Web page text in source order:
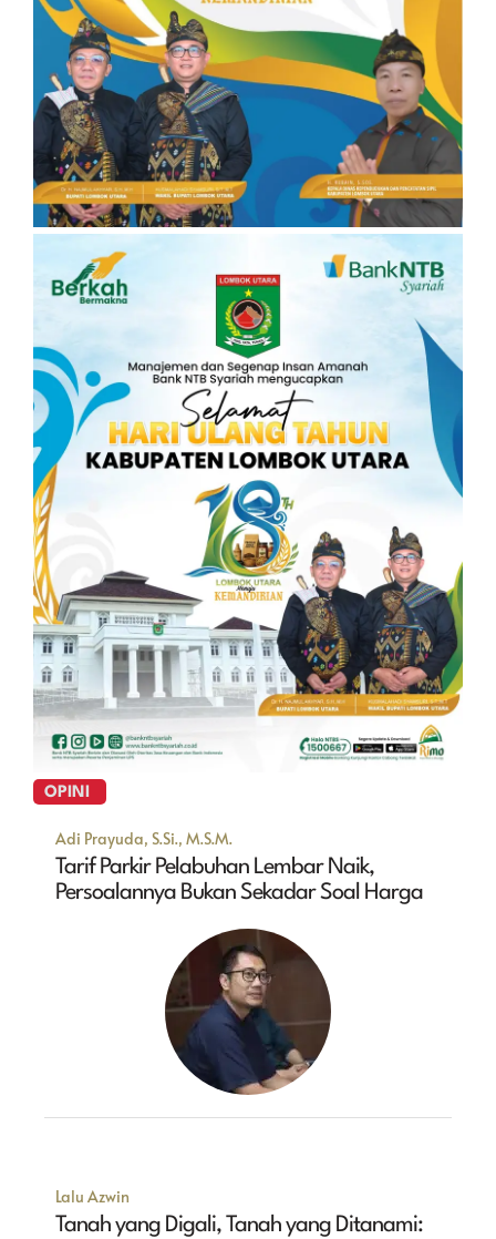
OPINI
Adi Prayuda, S.Si., M.S.M.
Tarif Parkir Pelabuhan Lembar Naik,
Persoalannya Bukan Sekadar Soal Harga
Lalu Azwin
Tanah yang Digali, Tanah yang Ditanami: